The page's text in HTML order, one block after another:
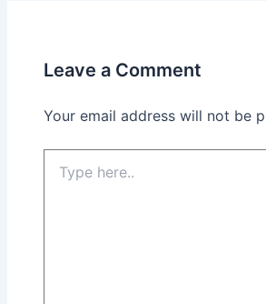
Leave a Comment
Your email address will not be